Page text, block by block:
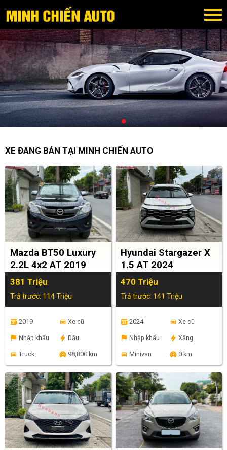
XE ĐANG BÁN TẠI MINH CHIẾN AUTO
Mazda BT50 Luxury
2.2L 4x2 AT 2019
381 Triệu
Trả trước: 114 Triệu
2019 Xe cũ
Nhập khẩu Dầu
Truck 98,800 km
Hyundai Stargazer X
1.5 AT 2024
470 Triệu
Trả trước: 141 Triệu
2024 Xe cũ
Nhập khẩu Xăng
Minivan 0 km